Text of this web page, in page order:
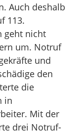
Auch deshalb
113.
geht nicht
um. Notruf
und
den
die
in
Mit der
drei Notruf-